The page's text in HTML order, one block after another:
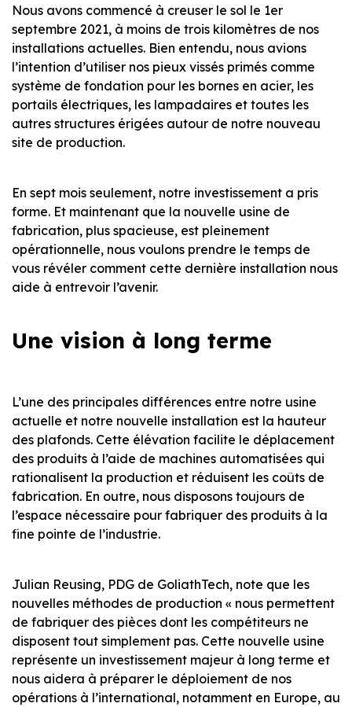
Nous avons commencé à creuser le sol le 1er
septembre 2021, à moins de trois kilomètres de nos
installations actuelles. Bien entendu, nous avions
l’intention d’utiliser nos pieux vissés primés comme
système de fondation pour les bornes en acier, les
portails électriques, les lampadaires et toutes les
autres structures érigées autour de notre nouveau
site de production.
En sept mois seulement, notre investissement a pris
forme. Et maintenant que la nouvelle usine de
fabrication, plus spacieuse, est pleinement
opérationnelle, nous voulons prendre le temps de
vous révéler comment cette dernière installation nous
aide à entrevoir l’avenir.
Une vision à long terme
L’une des principales différences entre notre usine
actuelle et notre nouvelle installation est la hauteur
des plafonds. Cette élévation facilite le déplacement
des produits à l’aide de machines automatisées qui
rationalisent la production et réduisent les coûts de
fabrication. En outre, nous disposons toujours de
l’espace nécessaire pour fabriquer des produits à la
fine pointe de l’industrie.
Julian Reusing, PDG de GoliathTech, note que les
nouvelles méthodes de production « nous permettent
de fabriquer des pièces dont les compétiteurs ne
disposent tout simplement pas. Cette nouvelle usine
représente un investissement majeur à long terme et
nous aidera à préparer le déploiement de nos
opérations à l’international, notamment en Europe, au